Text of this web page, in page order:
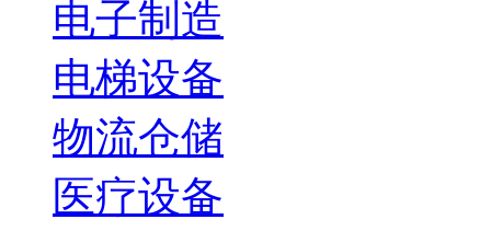
电子制造
电梯设备
物流仓储
医疗设备